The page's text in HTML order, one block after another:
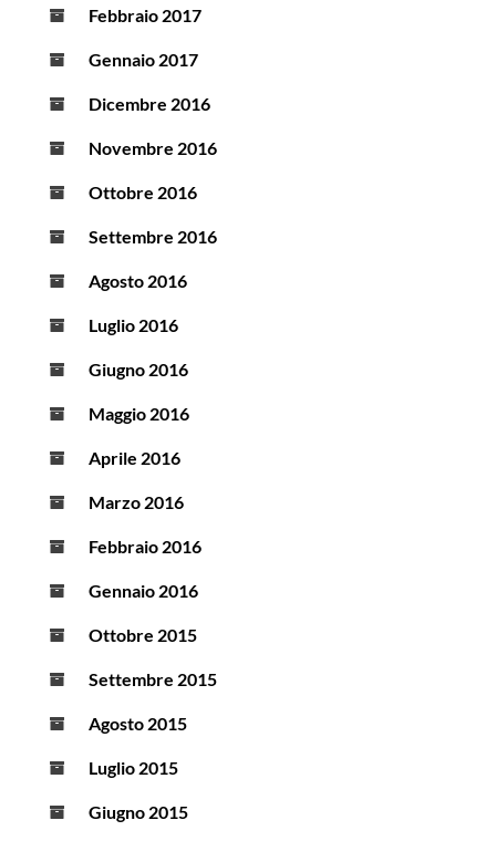
Febbraio 2017
Gennaio 2017
Dicembre 2016
Novembre 2016
Ottobre 2016
Settembre 2016
Agosto 2016
Luglio 2016
Giugno 2016
Maggio 2016
Aprile 2016
Marzo 2016
Febbraio 2016
Gennaio 2016
Ottobre 2015
Settembre 2015
Agosto 2015
Luglio 2015
Giugno 2015